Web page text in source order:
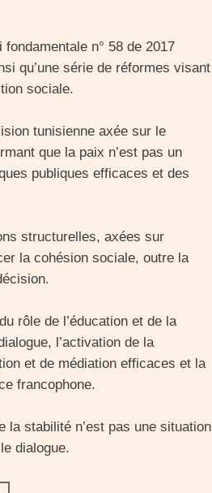
n° 58 de 2017
qu’une série de réformes visant
sociale.
tunisienne axée sur le
que la paix n’est pas un
publiques efficaces et des
structurelles, axées sur
la cohésion sociale, outre la
rôle de l’éducation et de la
l’activation de la
et de médiation efficaces et la
francophone.
la stabilité n’est pas une situation
dialogue.